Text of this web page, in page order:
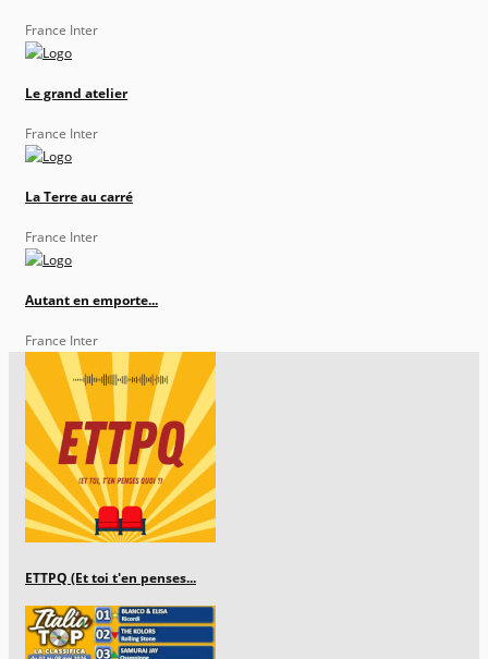
France Inter
Le grand atelier
France Inter
La Terre au carré
France Inter
Autant en emporte...
France Inter
ETTPQ (Et toi t'en penses...